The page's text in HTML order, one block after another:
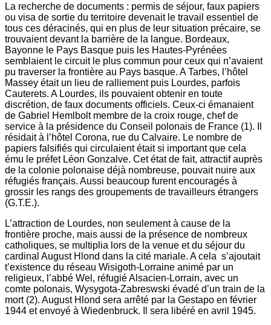
La recherche de documents : permis de séjour, faux papiers
ou visa de sortie du territoire devenait le travail essentiel de
tous ces déracinés, qui en plus de leur situation précaire, se
trouvaient devant la barrière de la langue. Bordeaux,
Bayonne le Pays Basque puis les Hautes-Pyrénées
semblaient le circuit le plus commun pour ceux qui n’avaient
pu traverser la frontière au Pays basque. A Tarbes, l’hôtel
Massey était un lieu de ralliement puis Lourdes, parfois
Cauterets. A Lourdes, ils pouvaient obtenir en toute
discrétion, de faux documents officiels. Ceux-ci émanaient
de Gabriel Hemlbolt membre de la croix rouge, chef de
service à la présidence du Conseil polonais de France (1). Il
résidait à l’hôtel Corona, rue du Calvaire. Le nombre de
papiers falsifiés qui circulaient était si important que cela
ému le préfet Léon Gonzalve. Cet état de fait, attractif auprès
de la colonie polonaise déjà nombreuse, pouvait nuire aux
réfugiés français. Aussi beaucoup furent encouragés à
grossir les rangs des groupements de travailleurs étrangers
(G.T.E.).
L’attraction de Lourdes, non seulement à cause de la
frontière proche, mais aussi de la présence de nombreux
catholiques, se multiplia lors de la venue et du séjour du
cardinal August Hlond dans la cité mariale. A cela s’ajoutait
t’existence du réseau Wisigoth-Lorraine animé par un
religieux, l’abbé Wel, réfugié Alsacien-Lorrain, avec un
comte polonais, Wysygota-Zabreswski évadé d’un train de la
mort (2). August Hlond sera arrêté par la Gestapo en février
1944 et envoyé à Wiedenbruck. Il sera libéré en avril 1945.